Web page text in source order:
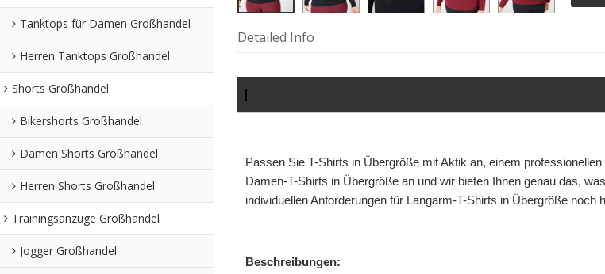
Tanktops für Damen Großhandel
Herren Tanktops Großhandel
Shorts Großhandel
Bikershorts Großhandel
Damen Shorts Großhandel
Herren Shorts Großhandel
Trainingsanzüge Großhandel
Jogger Großhandel
Detailed Info
Passen Sie T-Shirts in Übergröße mit Aktik an, einem professionellen
Damen-T-Shirts in Übergröße an und wir bieten Ihnen genau das,
individuellen Anforderungen für Langarm-T-Shirts in Übergröße noch
Beschreibungen: